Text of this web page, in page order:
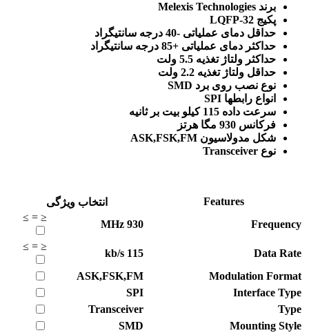
برند Melexis Technologies
پکیج LQFP-32
حداقل دمای عملیاتی -40 درجه سانتیگراد
حداکثر دمای عملیاتی +85 درجه سانتیگراد
حداکثر ولتاژ تغذیه 5.5 ولت
حداقل ولتاژ تغذیه 2.2 ولت
نوع نصب روی برد SMD
انواع رابطها SPI
سرعت داده 115 کیلو بیت بر ثانیه
فرکانس 930 مگا هرتز
شکل مدولاسیون ASK,FSK,FM
نوع Transceiver
Features
انتخاب ویژگی
Frequency
930
MHz
≤
=
≥
Data Rate
115
kb/s
≤
=
≥
Modulation Format
ASK,FSK,FM
Interface Type
SPI
Type
Transceiver
Mounting Style
SMD